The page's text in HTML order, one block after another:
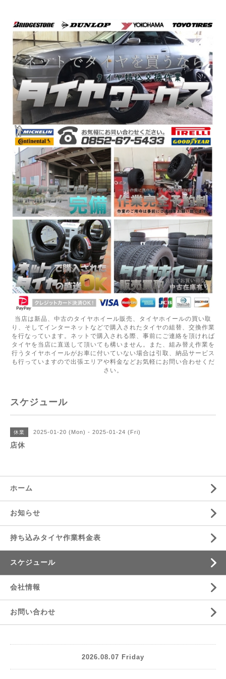
当店は新品、中古のタイヤホイール販売、タイヤホイールの買い取
り、そしてインターネットなどで購入されたタイヤの組替、交換作業
を行なっています。ネットで購入される際、事前にご連絡を頂ければ
タイヤを当店に直送して頂いても構いません。また、組み替え作業を
行うタイヤホイールがお車に付いていない場合は引取、納品サービス
も行っていますので出張エリアや料金などお気軽にお問い合わせくだ
さい。
スケジュール
休業 2025-01-20 (Mon) - 2025-01-24 (Fri)
店休
ホーム
お知らせ
持ち込みタイヤ作業料金表
スケジュール
会社情報
お問い合わせ
2026.08.07 Friday